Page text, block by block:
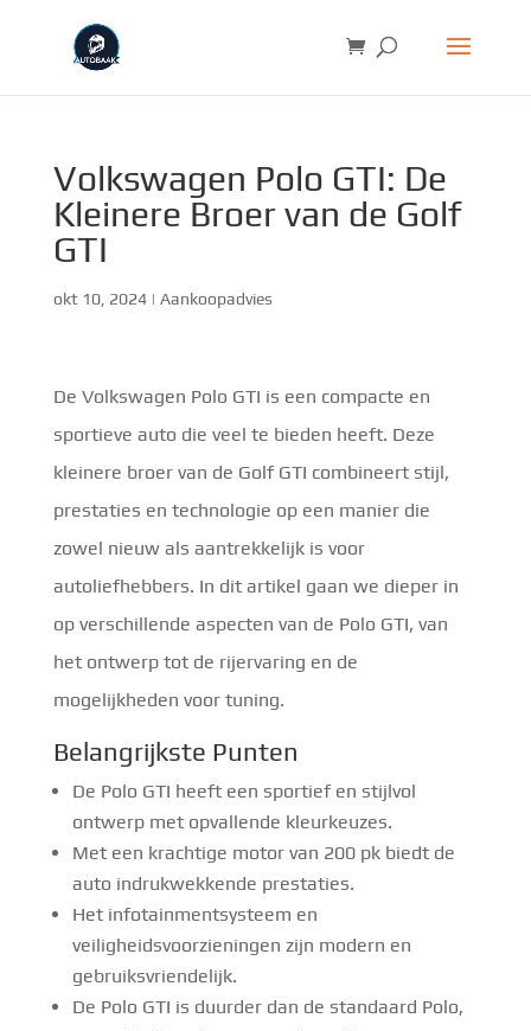
Volkswagen Polo GTI: De
Kleinere Broer van de Golf
GTI
okt 10, 2024| Aankoopadvies
De Volkswagen Polo GTI is een compacte en
sportieve auto die veel te bieden heeft. Deze
kleinere broer van de Golf GTI combineert stijl,
prestaties en technologie op een manier die
zowel nieuw als aantrekkelijk is voor
autoliefhebbers. In dit artikel gaan we dieper in
op verschillende aspecten van de Polo GTI, van
het ontwerp tot de rijervaring en de
mogelijkheden voor tuning.
Belangrijkste Punten
De Polo GTI heeft een sportief en stijlvol
ontwerp met opvallende kleurkeuzes.
Met een krachtige motor van 200 pk biedt de
auto indrukwekkende prestaties.
Het infotainmentsysteem en
veiligheidsvoorzieningen zijn modern en
gebruiksvriendelijk.
De Polo GTI is duurder dan de standaard Polo,